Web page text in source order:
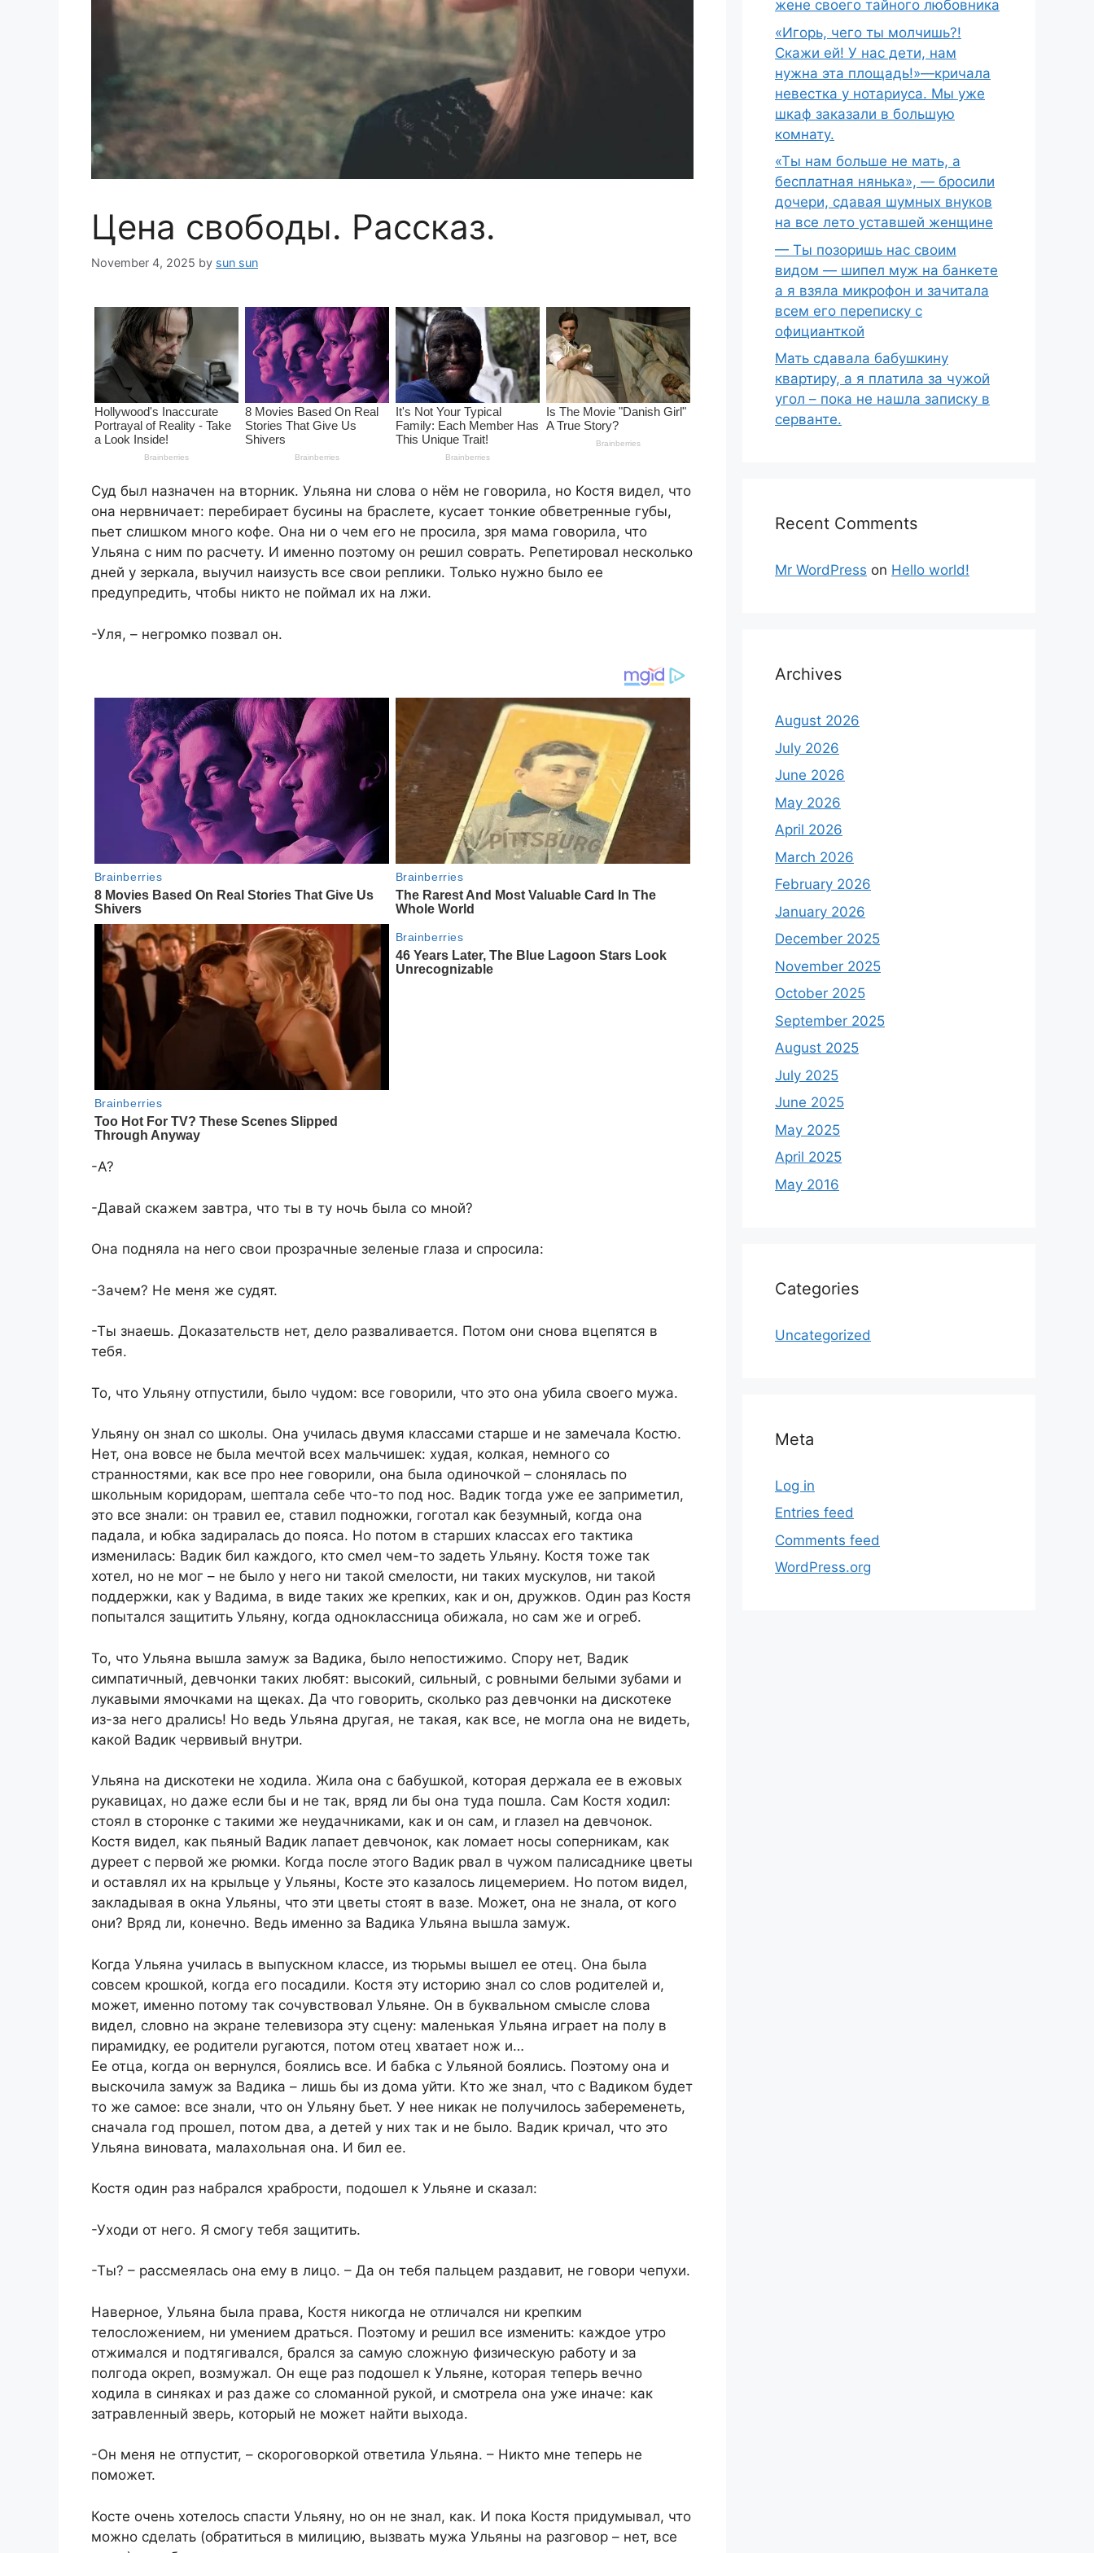
Цена свободы. Рассказ.
November 4, 2025 by sun sun
Суд был назначен на вторник. Ульяна ни слова о нём не говорила, но Костя видел, что
она нервничает: перебирает бусины на браслете, кусает тонкие обветренные губы,
пьет слишком много кофе. Она ни о чем его не просила, зря мама говорила, что
Ульяна с ним по расчету. И именно поэтому он решил соврать. Репетировал несколько
дней у зеркала, выучил наизусть все свои реплики. Только нужно было ее
предупредить, чтобы никто не поймал их на лжи.
-Уля, – негромко позвал он.
-А?
-Давай скажем завтра, что ты в ту ночь была со мной?
Она подняла на него свои прозрачные зеленые глаза и спросила:
-Зачем? Не меня же судят.
-Ты знаешь. Доказательств нет, дело разваливается. Потом они снова вцепятся в
тебя.
То, что Ульяну отпустили, было чудом: все говорили, что это она убила своего мужа.
Ульяну он знал со школы. Она училась двумя классами старше и не замечала Костю.
Нет, она вовсе не была мечтой всех мальчишек: худая, колкая, немного со
странностями, как все про нее говорили, она была одиночкой – слонялась по
школьным коридорам, шептала себе что-то под нос. Вадик тогда уже ее заприметил,
это все знали: он травил ее, ставил подножки, гоготал как безумный, когда она
падала, и юбка задиралась до пояса. Но потом в старших классах его тактика
изменилась: Вадик бил каждого, кто смел чем-то задеть Ульяну. Костя тоже так
хотел, но не мог – не было у него ни такой смелости, ни таких мускулов, ни такой
поддержки, как у Вадима, в виде таких же крепких, как и он, дружков. Один раз Костя
попытался защитить Ульяну, когда одноклассница обижала, но сам же и огреб.
То, что Ульяна вышла замуж за Вадика, было непостижимо. Спору нет, Вадик
симпатичный, девчонки таких любят: высокий, сильный, с ровными белыми зубами и
лукавыми ямочками на щеках. Да что говорить, сколько раз девчонки на дискотеке
из-за него дрались! Но ведь Ульяна другая, не такая, как все, не могла она не видеть,
какой Вадик червивый внутри.
Ульяна на дискотеки не ходила. Жила она с бабушкой, которая держала ее в ежовых
рукавицах, но даже если бы и не так, вряд ли бы она туда пошла. Сам Костя ходил:
стоял в сторонке с такими же неудачниками, как и он сам, и глазел на девчонок.
Костя видел, как пьяный Вадик лапает девчонок, как ломает носы соперникам, как
дуреет с первой же рюмки. Когда после этого Вадик рвал в чужом палисаднике цветы
и оставлял их на крыльце у Ульяны, Косте это казалось лицемерием. Но потом видел,
закладывая в окна Ульяны, что эти цветы стоят в вазе. Может, она не знала, от кого
они? Вряд ли, конечно. Ведь именно за Вадика Ульяна вышла замуж.
Когда Ульяна училась в выпускном классе, из тюрьмы вышел ее отец. Она была
совсем крошкой, когда его посадили. Костя эту историю знал со слов родителей и,
может, именно потому так сочувствовал Ульяне. Он в буквальном смысле слова
видел, словно на экране телевизора эту сцену: маленькая Ульяна играет на полу в
пирамидку, ее родители ругаются, потом отец хватает нож и…
Ее отца, когда он вернулся, боялись все. И бабка с Ульяной боялись. Поэтому она и
выскочила замуж за Вадика – лишь бы из дома уйти. Кто же знал, что с Вадиком будет
то же самое: все знали, что он Ульяну бьет. У нее никак не получилось забеременеть,
сначала год прошел, потом два, а детей у них так и не было. Вадик кричал, что это
Ульяна виновата, малахольная она. И бил ее.
Костя один раз набрался храбрости, подошел к Ульяне и сказал:
-Уходи от него. Я смогу тебя защитить.
-Ты? – рассмеялась она ему в лицо. – Да он тебя пальцем раздавит, не говори чепухи.
Наверное, Ульяна была права, Костя никогда не отличался ни крепким
телосложением, ни умением драться. Поэтому и решил все изменить: каждое утро
отжимался и подтягивался, брался за самую сложную физическую работу и за
полгода окреп, возмужал. Он еще раз подошел к Ульяне, которая теперь вечно
ходила в синяках и раз даже со сломанной рукой, и смотрела она уже иначе: как
затравленный зверь, который не может найти выхода.
-Он меня не отпустит, – скороговоркой ответила Ульяна. – Никто мне теперь не
поможет.
Косте очень хотелось спасти Ульяну, но он не знал, как. И пока Костя придумывал, что
можно сделать (обратиться в милицию, вызвать мужа Ульяны на разговор – нет, все
жене своего тайного любовника
«Игорь, чего ты молчишь?!
Скажи ей! У нас дети, нам
нужна эта площадь!»—кричала
невестка у нотариуса. Мы уже
шкаф заказали в большую
комнату.
«Ты нам больше не мать, а
бесплатная нянька», — бросили
дочери, сдавая шумных внуков
на все лето уставшей женщине
— Ты позоришь нас своим
видом — шипел муж на банкете
а я взяла микрофон и зачитала
всем его переписку с
официанткой
Мать сдавала бабушкину
квартиру, а я платила за чужой
угол – пока не нашла записку в
серванте.
Recent Comments
Mr WordPress on Hello world!
Archives
August 2026
July 2026
June 2026
May 2026
April 2026
March 2026
February 2026
January 2026
December 2025
November 2025
October 2025
September 2025
August 2025
July 2025
June 2025
May 2025
April 2025
May 2016
Categories
Uncategorized
Meta
Log in
Entries feed
Comments feed
WordPress.org